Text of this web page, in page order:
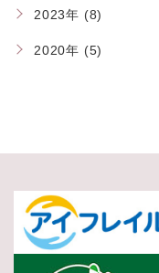
2023年 (8)
2020年 (5)